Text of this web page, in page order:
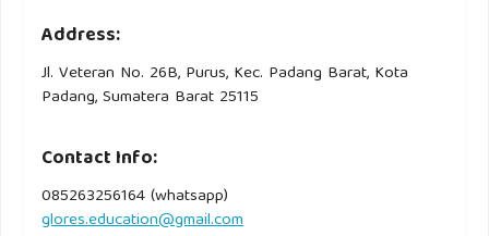
Address:
Jl. Veteran No. 26B, Purus, Kec. Padang Barat, Kota
Padang, Sumatera Barat 25115
Contact Info:
085263256164 (whatsapp)
glores.education@gmail.com